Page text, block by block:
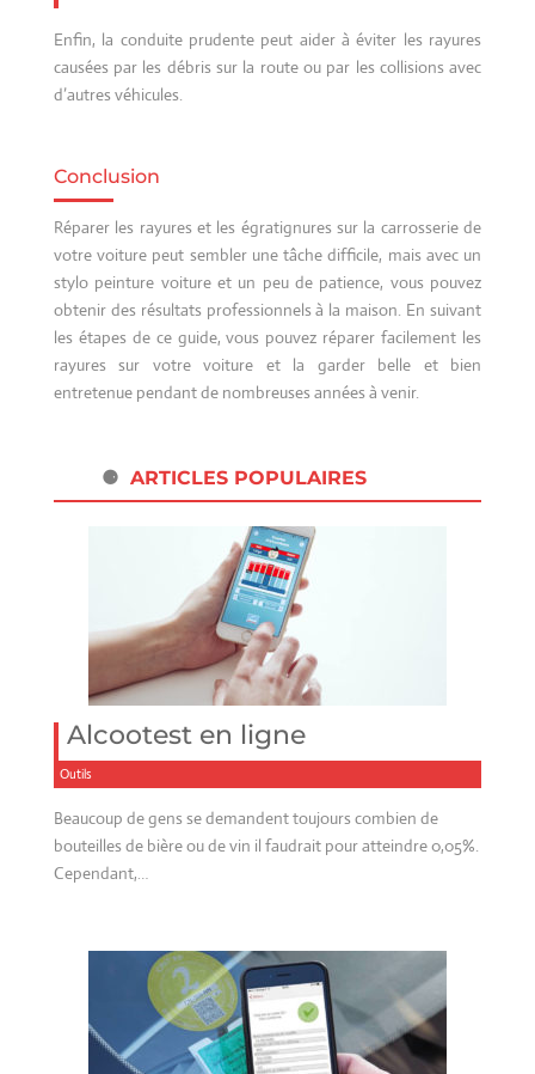
Enfin, la conduite prudente peut aider à éviter les rayures
causées par les débris sur la route ou par les collisions avec
d’autres véhicules.
Conclusion
Réparer les rayures et les égratignures sur la carrosserie de
votre voiture peut sembler une tâche difficile, mais avec un
stylo peinture voiture et un peu de patience, vous pouvez
obtenir des résultats professionnels à la maison. En suivant
les étapes de ce guide, vous pouvez réparer facilement les
rayures sur votre voiture et la garder belle et bien
entretenue pendant de nombreuses années à venir.
ARTICLES POPULAIRES
Alcootest en ligne
Outils
Beaucoup de gens se demandent toujours combien de
bouteilles de bière ou de vin il faudrait pour atteindre 0,05%.
Cependant,…